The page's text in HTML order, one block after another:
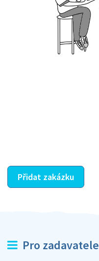
Přidat zakázku
Pro zadavatele